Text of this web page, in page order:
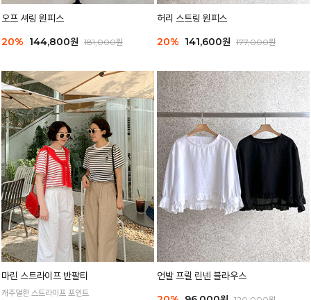
오프 셔링 원피스
20% 144,800원 181,000원
허리 스트링 원피스
20% 141,600원 177,000원
마린 스트라이프 반팔티
캐주얼한 스트라이프 포인트
언발 프릴 린넨 블라우스